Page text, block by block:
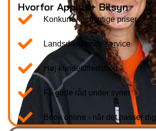
Hvorfor Applus+ Bilsyn
Konkurrencedygtige priser
Landsdækkende service
Høj kundetilfredshed
Få gode råd under synet
Book online - når det passer dig